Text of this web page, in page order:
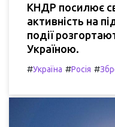
КНДР посилює
активність на
події
Україною.
#Україна #Росія #